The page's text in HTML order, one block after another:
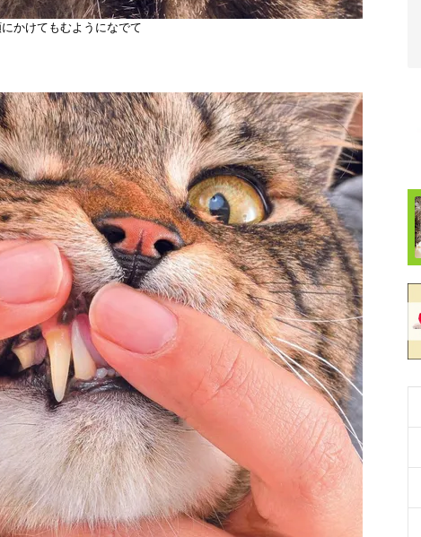
かけてもむようになでて